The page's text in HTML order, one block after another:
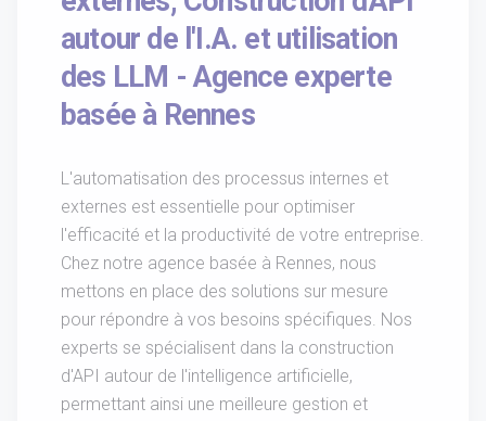
autour de l'I.A. et utilisation
des LLM - Agence experte
basée à Rennes
L'automatisation des processus internes et
externes est essentielle pour optimiser
l'efficacité et la productivité de votre entreprise.
Chez notre agence basée à Rennes, nous
mettons en place des solutions sur mesure
pour répondre à vos besoins spécifiques. Nos
experts se spécialisent dans la construction
d'API autour de l'intelligence artificielle,
permettant ainsi une meilleure gestion et